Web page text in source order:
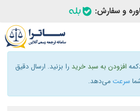
و سفارش:
افزودن به سبد خرید را بزنید. ارسال دقیق
سرعتمی‌دهد.